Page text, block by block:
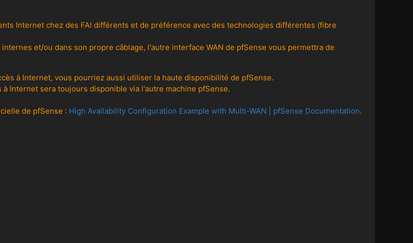
Internet chez des FAI différents et de préférence avec des technologies différentes (fibre
et/ou dans son propre câblage, l'autre interface WAN de pfSense vous permettra de
à Internet, vous pourriez aussi utiliser la haute disponibilité de pfSense.
Internet sera toujours disponible via l'autre machine pfSense.
de pfSense : High Availability Configuration Example with Multi-WAN | pfSense Documentation.